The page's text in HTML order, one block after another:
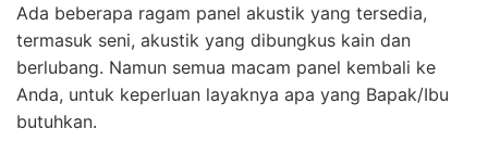
Ada beberapa ragam panel akustik yang tersedia,
termasuk seni, akustik yang dibungkus kain dan
berlubang. Namun semua macam panel kembali ke
Anda, untuk keperluan layaknya apa yang Bapak/Ibu
butuhkan.